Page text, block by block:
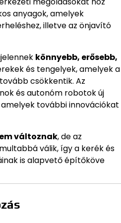
anyagok, amelyek
illetve az önjavító
könnyebb, erősebb,
és tengelyek, amelyek a
csökkentik. Az
és autonóm robotok új
további innovációkat
változnak, de az
válik, így a kerék és
is alapvető építőköve